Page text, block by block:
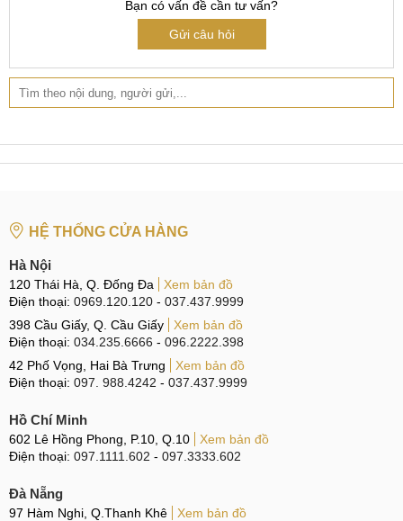
123 Trần Quang Khải, Q1
CN 5:602 Lê Hồng Phong, Q10
Hotline:
097.123.9797
Cam kết sửa nguồn Realme 14 Pro Plus Uy
tín
Cung cấp dịch vụ uy tin và chuyên nghiệp, MobileCity Care
hứa hẹn mang đến cho khách hàng dịch vụ sửa
nguồn Realme 14 Pro Plus chất lượng cao kèm theo những
cam kết Uy tín.
Linh kiện Zin 100%
Với những trường hợp cần thay thế linh kiện, MobileCity
Bạn có vấn đề cần tư vấn?
Gửi câu hỏi
HỆ THỐNG CỬA HÀNG
Hà Nội
120 Thái Hà, Q. Đống Đa
Xem bản đồ
Điện thoại: 0969.120.120 - 037.437.9999
398 Cầu Giấy, Q. Cầu Giấy
Xem bản đồ
Điện thoại: 034.235.6666 - 096.2222.398
42 Phố Vọng, Hai Bà Trưng
Xem bản đồ
Điện thoại: 097. 988.4242 - 037.437.9999
Hồ Chí Minh
602 Lê Hồng Phong, P.10, Q.10
Xem bản đồ
Điện thoại: 097.1111.602 - 097.3333.602
Đà Nẵng
97 Hàm Nghi, Q.Thanh Khê
Xem bản đồ